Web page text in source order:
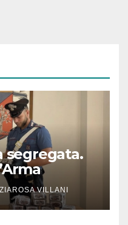
segregata.
VILLANI